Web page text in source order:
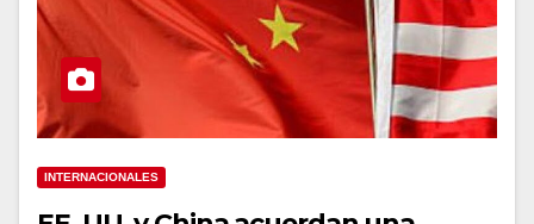
INTERNACIONALES